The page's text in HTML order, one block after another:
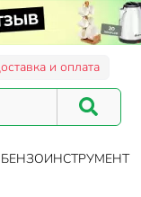
и оплата